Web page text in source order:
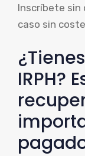
Inscríbete sin
caso sin
IRPH?